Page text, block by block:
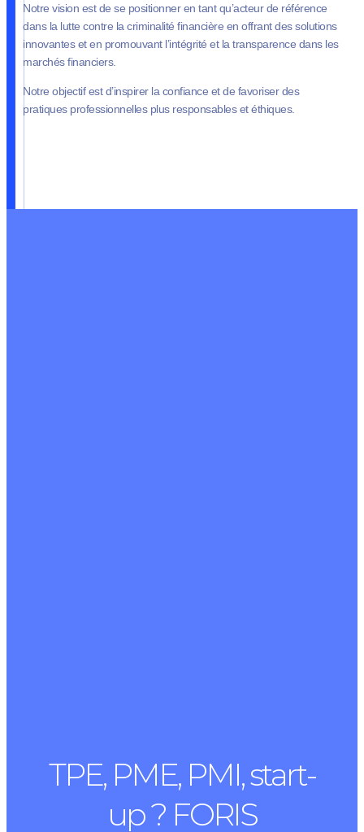
Notre vision est de se positionner en tant qu’acteur de référence
dans la lutte contre la criminalité financière en offrant des solutions
innovantes et en promouvant l’intégrité et la transparence dans les
marchés financiers.
Notre objectif est d’inspirer la confiance et de favoriser des
pratiques professionnelles plus responsables et éthiques.
TPE, PME, PMI, start-
up ? FORIS